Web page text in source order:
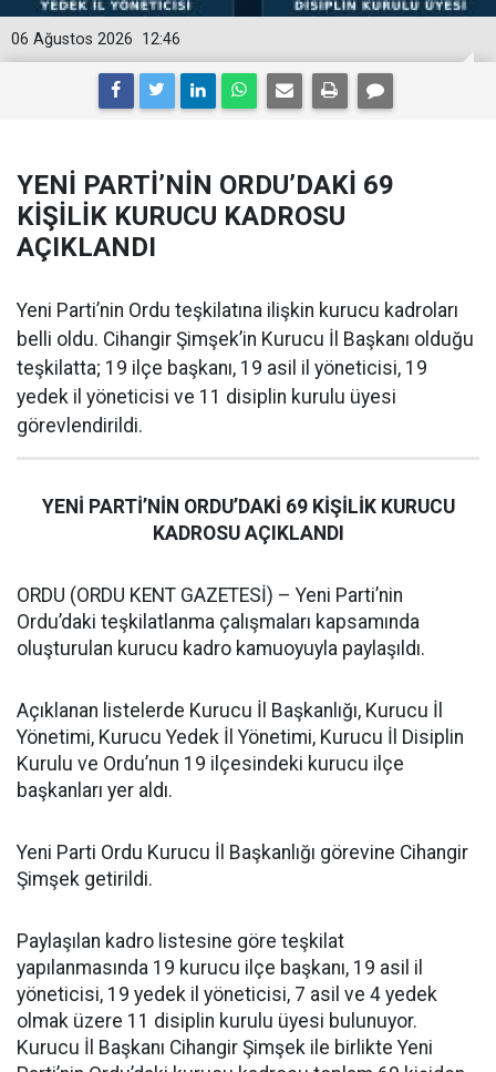
12:46
06 Ağustos 2026
YENİ PARTİ’NİN ORDU’DAKİ 69
KİŞİLİK KURUCU KADROSU
AÇIKLANDI
Yeni Parti’nin Ordu teşkilatına ilişkin kurucu kadroları
belli oldu. Cihangir Şimşek’in Kurucu İl Başkanı olduğu
teşkilatta; 19 ilçe başkanı, 19 asil il yöneticisi, 19
yedek il yöneticisi ve 11 disiplin kurulu üyesi
görevlendirildi.
YENİ PARTİ’NİN ORDU’DAKİ 69 KİŞİLİK KURUCU
KADROSU AÇIKLANDI
ORDU (ORDU KENT GAZETESİ) – Yeni Parti’nin
Ordu’daki teşkilatlanma çalışmaları kapsamında
oluşturulan kurucu kadro kamuoyuyla paylaşıldı.
Açıklanan listelerde Kurucu İl Başkanlığı, Kurucu İl
Yönetimi, Kurucu Yedek İl Yönetimi, Kurucu İl Disiplin
Kurulu ve Ordu’nun 19 ilçesindeki kurucu ilçe
başkanları yer aldı.
Yeni Parti Ordu Kurucu İl Başkanlığı görevine Cihangir
Şimşek getirildi.
Paylaşılan kadro listesine göre teşkilat
yapılanmasında 19 kurucu ilçe başkanı, 19 asil il
yöneticisi, 19 yedek il yöneticisi, 7 asil ve 4 yedek
olmak üzere 11 disiplin kurulu üyesi bulunuyor.
Kurucu İl Başkanı Cihangir Şimşek ile birlikte Yeni